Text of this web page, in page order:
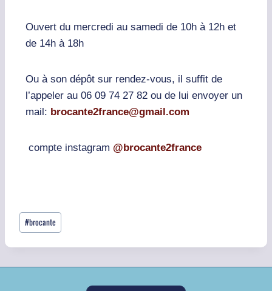
Ouvert du mercredi au samedi de 10h à 12h et
de 14h à 18h
Ou à son dépôt sur rendez-vous, il suffit de
l’appeler au 06 09 74 27 82 ou de lui envoyer un
mail: brocante2france@gmail.com
compte instagram @brocante2france
#brocante